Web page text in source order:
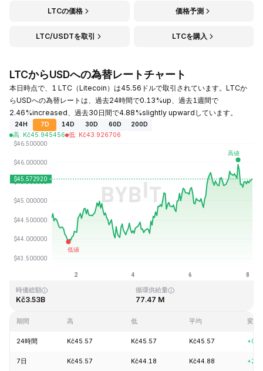
LTCの価格 価格予測
LTC/USDTを取引 LTCを購入
LTCからUSDへの為替レートチャート
本日時点で、1 LTC（Litecoin）は45.56ドルで取引されています。LTCか
らUSDへの為替レートは、過去24時間で0.13%up、過去1週間で
2.46%increased、過去30日間で4.88%slightly upwardしています。
24H 7D 14D 30D 60D
200D
高: Kč45.945456 低: Kč43.926706
最終更新日時：2026-08-08、03:26 GMT+0
過去最高値
時価総額
Kč3.53B
循環供給量
77.47 M
期間 高 低 平均 変動
24時間 Kč45.57 Kč45.57 Kč45.57
7日 Kč45.57 Kč44.18 Kč44.88